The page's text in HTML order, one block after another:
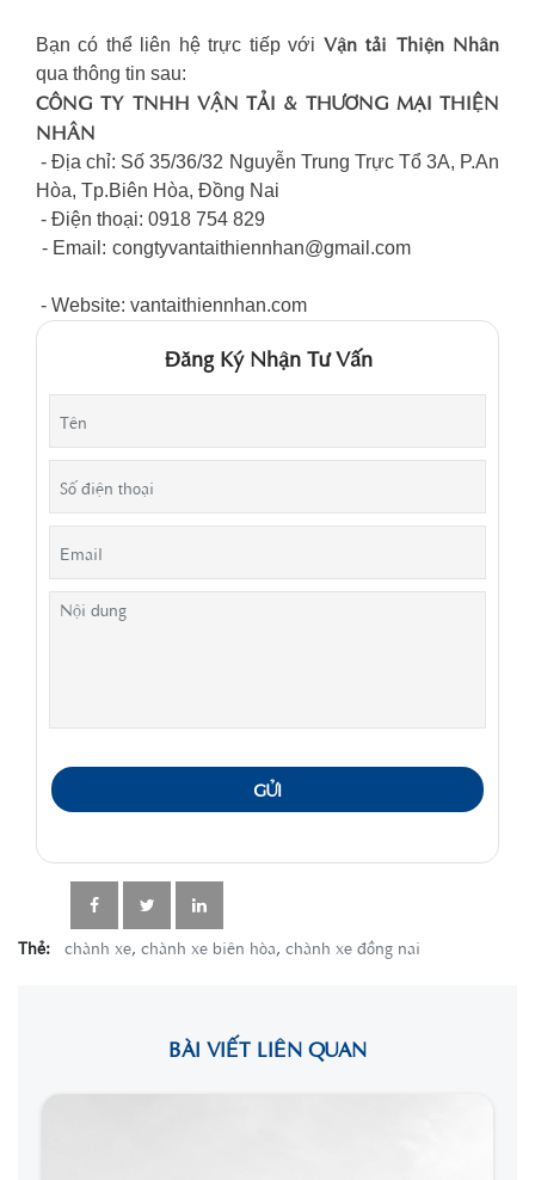
Bạn có thể liên hệ trực tiếp với Vận tải Thiện Nhân
qua thông tin sau:
CÔNG TY TNHH VẬN TẢI & THƯƠNG MẠI THIỆN
NHÂN
- Địa chỉ: Số 35/36/32 Nguyễn Trung Trực Tổ 3A, P.An
Hòa, Tp.Biên Hòa, Đồng Nai
- Điện thoại: 0918 754 829
- Email: congtyvantaithiennhan@gmail.com
- Website: vantaithiennhan.com
Đăng Ký Nhận Tư Vấn
GỬI
Thẻ: chành xe, chành xe biên hòa, chành xe đồng nai
BÀI VIẾT LIÊN QUAN